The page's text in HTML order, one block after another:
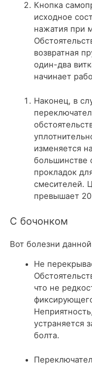
Кнопка
исходное
нажатия при
возвратная
один-два
начинает
Наконец, в
изменяется
большинстве
прокладок
смесителей.
превышает
С бочонком
Вот болезни
Не
что не
устраняется
болта.